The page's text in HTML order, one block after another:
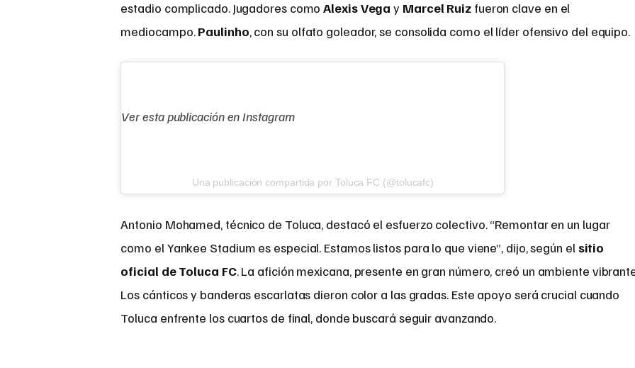
estadio complicado. Jugadores comoAlexis Vega y Marcel Ruiz fueron clave en el
mediocampo.Paulinho, con su olfato goleador, se consolida como el líder ofensivo del equipo.
Ver esta publicación en Instagram
Una publicación compartida por Toluca FC (@tolucafc)
Antonio Mohamed, técnico de Toluca, destacó el esfuerzo colectivo. “Remontar en un lugar
como el Yankee Stadium es especial. Estamos listos para lo que viene”, dijo, según el sitio
oficial de Toluca FC. La afición mexicana, presente en gran número, creó un ambiente
Los cánticos y banderas escarlatas dieron color a las gradas. Este apoyo será crucial cuando
Toluca enfrente los cuartos de final, donde buscará seguir avanzando.